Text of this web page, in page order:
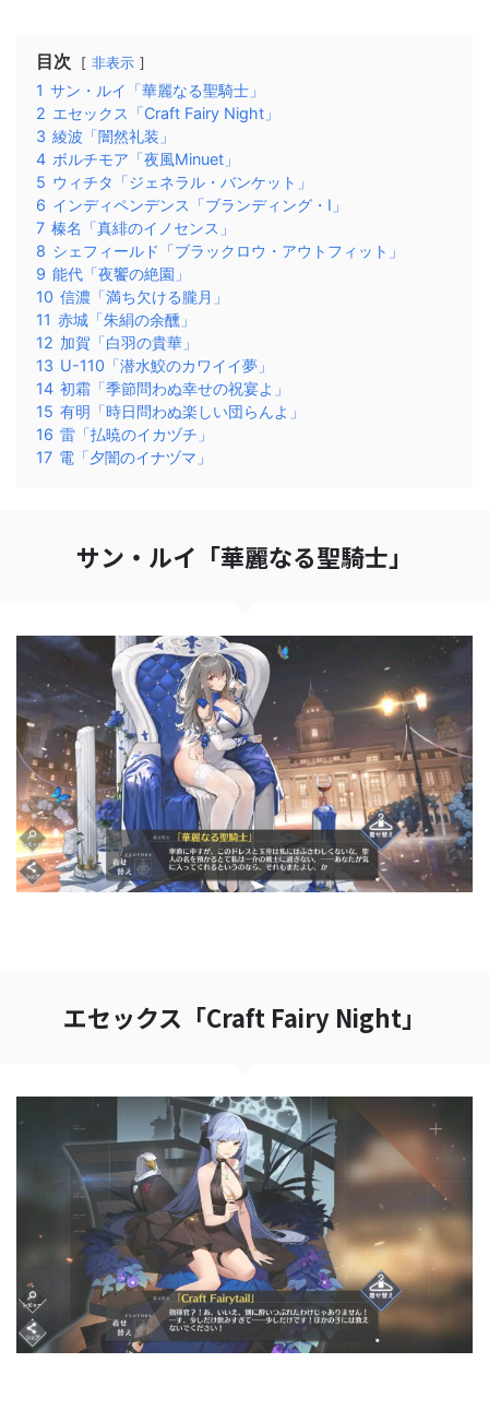
目次 非表示
1 サン・ルイ「華麗なる聖騎士」
2 エセックス「Craft Fairy Night」
3 綾波「闇然礼装」
4 ボルチモア「夜風Minuet」
5 ウィチタ「ジェネラル・バンケット」
6 インディペンデンス「ブランディング・I」
7 榛名「真緋のイノセンス」
8 シェフィールド「ブラックロウ・アウトフィット」
9 能代「夜饗の絶園」
10 信濃「満ち欠ける朧月」
11 赤城「朱絹の余醺」
12 加賀「白羽の貴華」
13 U-110「潜水鮫のカワイイ夢」
14 初霜「季節問わぬ幸せの祝宴よ」
15 有明「時日問わぬ楽しい団らんよ」
16 雷「払暁のイカヅチ」
17 電「夕闇のイナヅマ」
サン・ルイ「華麗なる聖騎士」
エセックス「Craft Fairy Night」